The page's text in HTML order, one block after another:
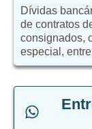
Dívidas
de contratos
consignados,
especial,